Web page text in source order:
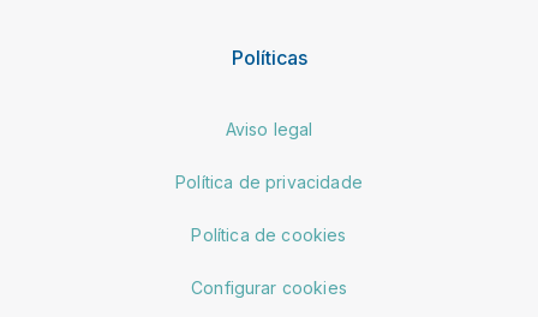
Políticas
Aviso legal
Política de privacidade
Política de cookies
Configurar cookies